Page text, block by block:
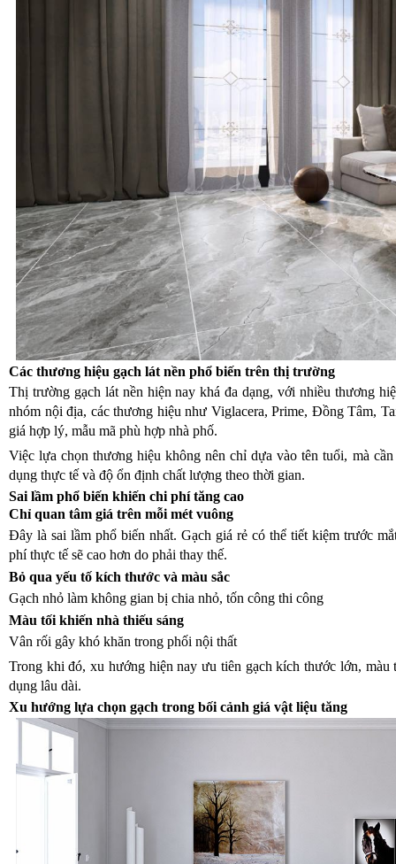
Các thương hiệu gạch lát nền phổ biến trên thị trường
Thị trường gạch lát nền hiện nay khá đa dạng, với nhiều thương
nhóm nội địa, các thương hiệu như Viglacera, Prime, Đồng Tâm,
giá hợp lý, mẫu mã phù hợp nhà phố.
Việc lựa chọn thương hiệu không nên chỉ dựa vào tên tuổi, mà
dụng thực tế và độ ổn định chất lượng theo thời gian.
Sai lầm phổ biến khiến chi phí tăng cao
Chỉ quan tâm giá trên mỗi mét vuông
Đây là sai lầm phổ biến nhất. Gạch giá rẻ có thể tiết kiệm trước
phí thực tế sẽ cao hơn do phải thay thế.
Bỏ qua yếu tố kích thước và màu sắc
Gạch nhỏ làm không gian bị chia nhỏ, tốn công thi công
Màu tối khiến nhà thiếu sáng
Vân rối gây khó khăn trong phối nội thất
Trong khi đó, xu hướng hiện nay ưu tiên gạch kích thước lớn, màu
dụng lâu dài.
Xu hướng lựa chọn gạch trong bối cảnh giá vật liệu tăng